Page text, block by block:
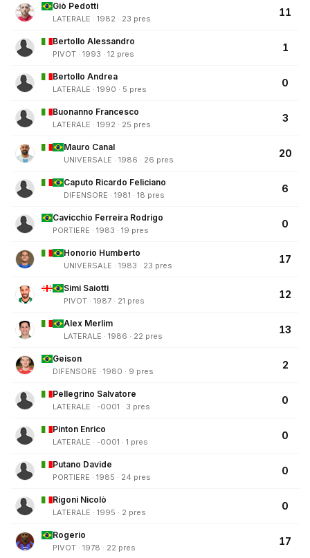
Giò Pedotti
LATERALE · 1982 · 23 pres
11
Bertollo Alessandro
PIVOT · 1993 · 12 pres
1
Bertollo Andrea
LATERALE · 1990 · 5 pres
0
Buonanno Francesco
LATERALE · 1992 · 25 pres
3
Mauro Canal
UNIVERSALE · 1986 · 26 pres
20
Caputo Ricardo Feliciano
DIFENSORE · 1981 · 18 pres
6
Cavicchio Ferreira Rodrigo
PORTIERE · 1983 · 19 pres
0
Honorio Humberto
UNIVERSALE · 1983 · 23 pres
17
Simi Saiotti
PIVOT · 1987 · 21 pres
12
Alex Merlim
LATERALE · 1986 · 22 pres
13
Geison
DIFENSORE · 1980 · 9 pres
2
Pellegrino Salvatore
LATERALE · -0001 · 3 pres
0
Pinton Enrico
LATERALE · -0001 · 1 pres
0
Putano Davide
PORTIERE · 1985 · 24 pres
0
Rigoni Nicolò
LATERALE · 1995 · 2 pres
0
Rogerio
PIVOT · 1978 · 22 pres
17